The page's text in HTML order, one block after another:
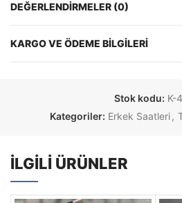
DEĞERLENDIRMELER (0)
KARGO VE ÖDEME BILGILERI
Stok kodu: K-
Kategoriler: Erkek Saatleri,
İLGILI ÜRÜNLER